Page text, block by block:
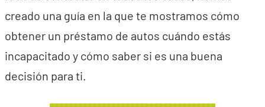
creado una guía en la que te mostramos cómo
obtener un préstamo de autos cuándo estás
incapacitado y cómo saber si es una buena
decisión para ti.